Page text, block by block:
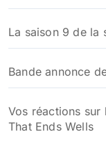
La saison 9 de la
Bande annonce
Vos réactions sur
That Ends Wells